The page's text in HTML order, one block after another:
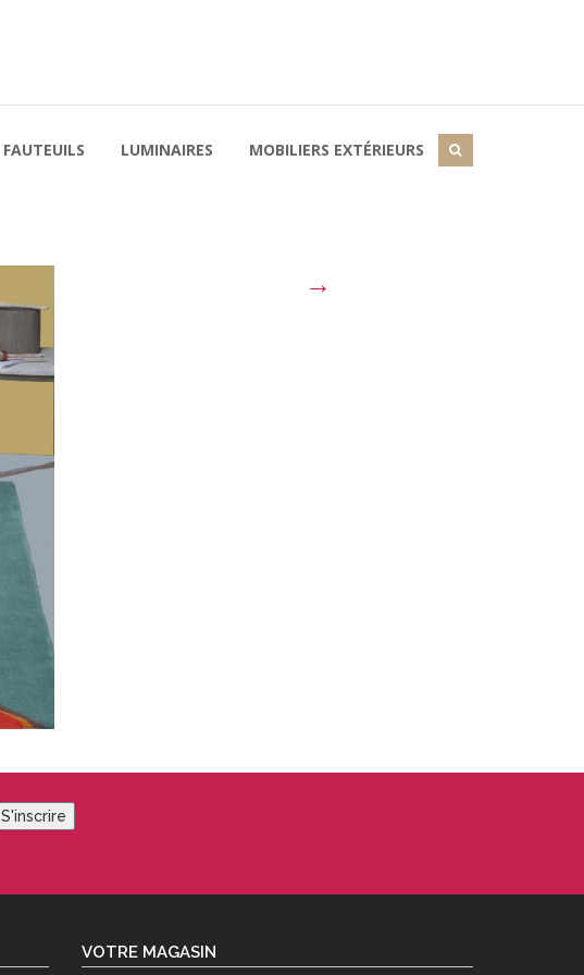
FAUTEUILS LUMINAIRES MOBILIERS EXTÉRIEURS
→
S'inscrire
VOTRE MAGASIN